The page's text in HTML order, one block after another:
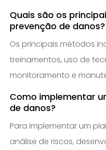
Quais são os
prevenção de danos?
Os principais métodos
treinamentos, uso de
monitoramento e
Como implementar
de danos?
Para implementar um
análise de riscos,